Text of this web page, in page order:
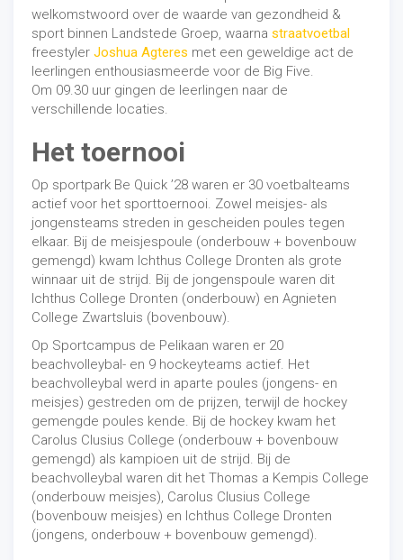
welkomstwoord over de waarde van gezondheid &
sport binnen Landstede Groep, waarna straatvoetbal
freestyler Joshua Agteres met een geweldige act de
leerlingen enthousiasmeerde voor de Big Five.
Om 09.30 uur gingen de leerlingen naar de
verschillende locaties.
Het toernooi
Op sportpark Be Quick ’28 waren er 30 voetbalteams
actief voor het sporttoernooi. Zowel meisjes- als
jongensteams streden in gescheiden poules tegen
elkaar. Bij de meisjespoule (onderbouw + bovenbouw
gemengd) kwam Ichthus College Dronten als grote
winnaar uit de strijd. Bij de jongenspoule waren dit
Ichthus College Dronten (onderbouw) en Agnieten
College Zwartsluis (bovenbouw).
Op Sportcampus de Pelikaan waren er 20
beachvolleybal- en 9 hockeyteams actief. Het
beachvolleybal werd in aparte poules (jongens- en
meisjes) gestreden om de prijzen, terwijl de hockey
gemengde poules kende. Bij de hockey kwam het
Carolus Clusius College (onderbouw + bovenbouw
gemengd) als kampioen uit de strijd. Bij de
beachvolleybal waren dit het Thomas a Kempis College
(onderbouw meisjes), Carolus Clusius College
(bovenbouw meisjes) en Ichthus College Dronten
(jongens, onderbouw + bovenbouw gemengd).